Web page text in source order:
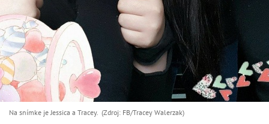
Na snímke je Jessica a Tracey. (Zdroj: FB/Tracey Walerzak)